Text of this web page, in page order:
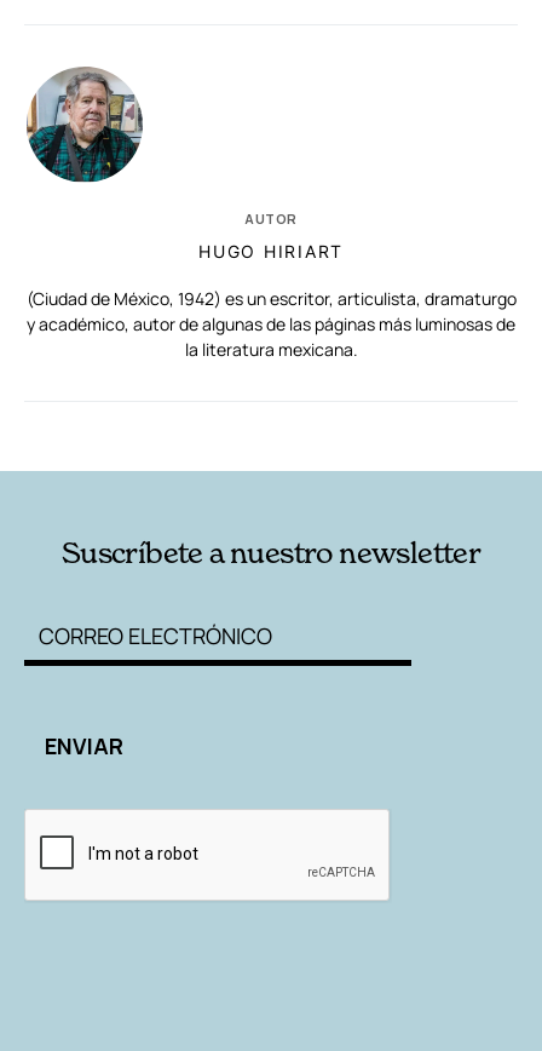
AUTOR
HUGO HIRIART
(Ciudad de México, 1942) es un escritor, articulista, dramaturgo
y académico, autor de algunas de las páginas más luminosas de
la literatura mexicana.
Suscríbete a nuestro newsletter